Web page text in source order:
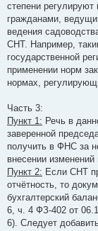
степени
гражданами,
ведения
СНТ. Например,
государственной
применении норм
нормах,
Часть 3:
Пункт 1: Речь в
заверенной
получить в ФНС за
внесении
Пункт 2: Если СНТ
отчётность, то
бухгалтерский
6, ч. 4 ФЗ-402 от
6). Следует